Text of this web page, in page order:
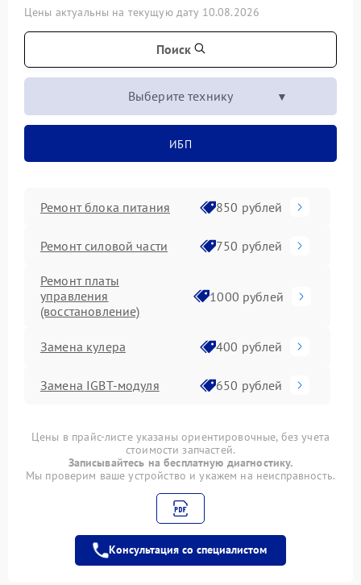
Цены актуальны на текущую дату 10.08.2026
Поиск
Выберите технику
ИБП
Ремонт блока питания 850 рублей
Ремонт силовой части 750 рублей
Ремонт платы
управления
(восстановление)
1000 рублей
Замена кулера 400 рублей
Замена IGBT-модуля 650 рублей
Цены в прайс-листе указаны ориентировочные, без учета
стоимости запчастей.
Записывайтесь на бесплатную диагностику.
Мы проверим ваше устройство и укажем на неисправность.
Консультация со специалистом